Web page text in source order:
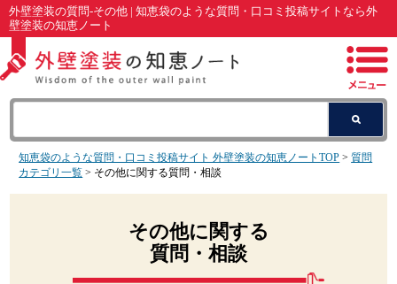
外壁塗装の質問-その他 | 知恵袋のような質問・口コミ投稿サイトなら外
壁塗装の知恵ノート
知恵袋のような質問・口コミ投稿サイト 外壁塗装の知恵ノートTOP >質問
カテゴリ一覧 > その他に関する質問・相談
その他に関する
質問・相談